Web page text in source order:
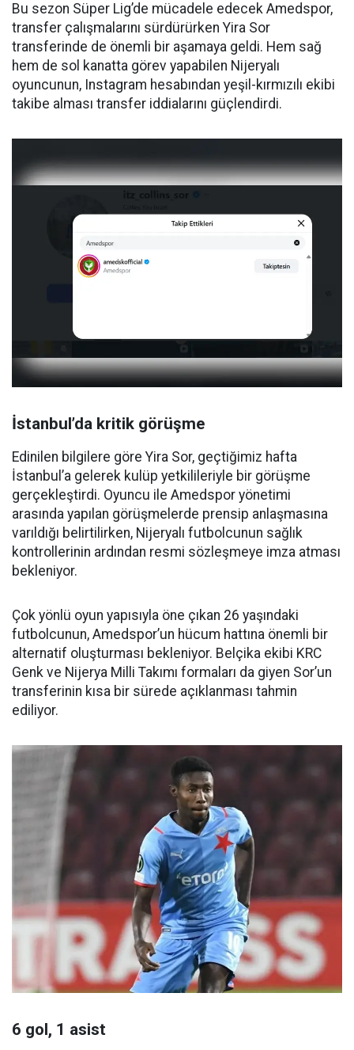
Bu sezon Süper Lig’de mücadele edecek Amedspor,
transfer çalışmalarını sürdürürken Yira Sor
transferinde de önemli bir aşamaya geldi. Hem sağ
hem de sol kanatta görev yapabilen Nijeryalı
oyuncunun, Instagram hesabından yeşil-kırmızılı ekibi
takibe alması transfer iddialarını güçlendirdi.
İstanbul’da kritik görüşme
Edinilen bilgilere göre Yira Sor, geçtiğimiz hafta
İstanbul’a gelerek kulüp yetkilileriyle bir görüşme
gerçekleştirdi. Oyuncu ile Amedspor yönetimi
arasında yapılan görüşmelerde prensip anlaşmasına
varıldığı belirtilirken, Nijeryalı futbolcunun sağlık
kontrollerinin ardından resmi sözleşmeye imza atması
bekleniyor.
Çok yönlü oyun yapısıyla öne çıkan 26 yaşındaki
futbolcunun, Amedspor’un hücum hattına önemli bir
alternatif oluşturması bekleniyor. Belçika ekibi KRC
Genk ve Nijerya Milli Takımı formaları da giyen Sor’un
transferinin kısa bir sürede açıklanması tahmin
ediliyor.
6 gol, 1 asist